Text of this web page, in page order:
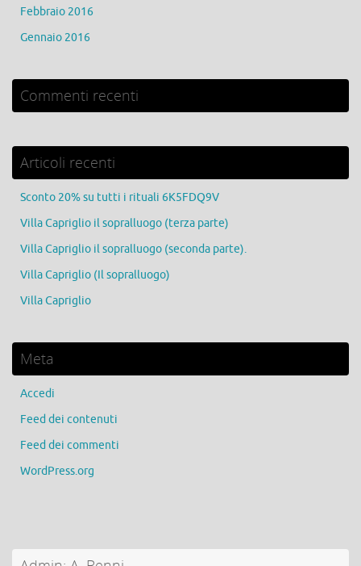
Febbraio 2016
Gennaio 2016
Commenti recenti
Articoli recenti
Sconto 20% su tutti i rituali 6K5FDQ9V
Villa Capriglio il sopralluogo (terza parte)
Villa Capriglio il sopralluogo (seconda parte).
Villa Capriglio (Il sopralluogo)
Villa Capriglio
Meta
Accedi
Feed dei contenuti
Feed dei commenti
WordPress.org